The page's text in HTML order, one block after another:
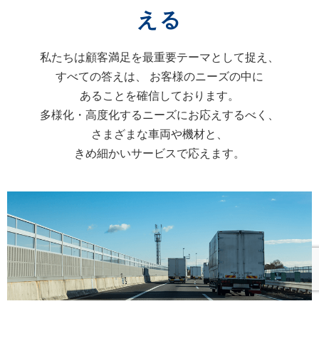
える
私たちは顧客満足を最重要テーマとして捉え、
すべての答えは、
お客様のニーズの中に
あることを確信しております。
多様化・高度化するニーズにお応えするべく、
さまざまな車両や機材と、
きめ細かいサービスで応えます。